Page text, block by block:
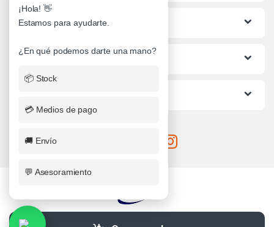
Lo mas buscado
Informacion al Cliente
¿Alguna Duda? Llamanos
¡Hola! 👋
Estamos para ayudarte.
¿En qué podemos darte una mano?
📦 Stock
💳 Medios de pago
🚚 Envío
💬 Asesoramiento